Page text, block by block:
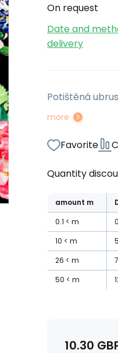
On request
Date and
delivery
Potištěná
more
Favorite
Quantity
amount m
0.1
m 0
10
m 5
26
m
50
m
10.30